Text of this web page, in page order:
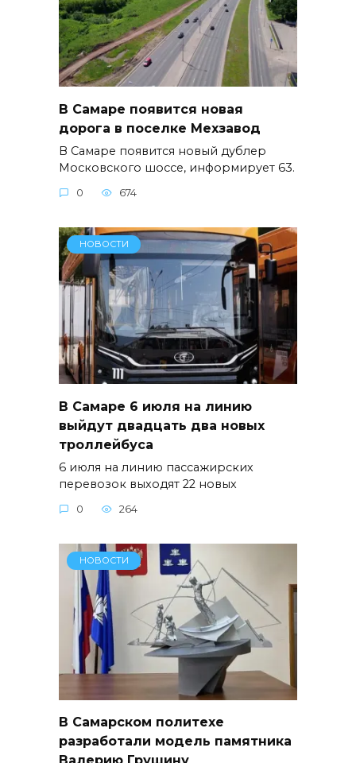
В Самаре появится новая
дорога в поселке Мехзавод
В Самаре появится новый дублер
Московского шоссе, информирует 63.
0 674
НОВОСТИ
В Самаре 6 июля на линию
выйдут двадцать два новых
троллейбуса
6 июля на линию пассажирских
перевозок выходят 22 новых
0 264
НОВОСТИ
В Самарском политехе
разработали модель памятника